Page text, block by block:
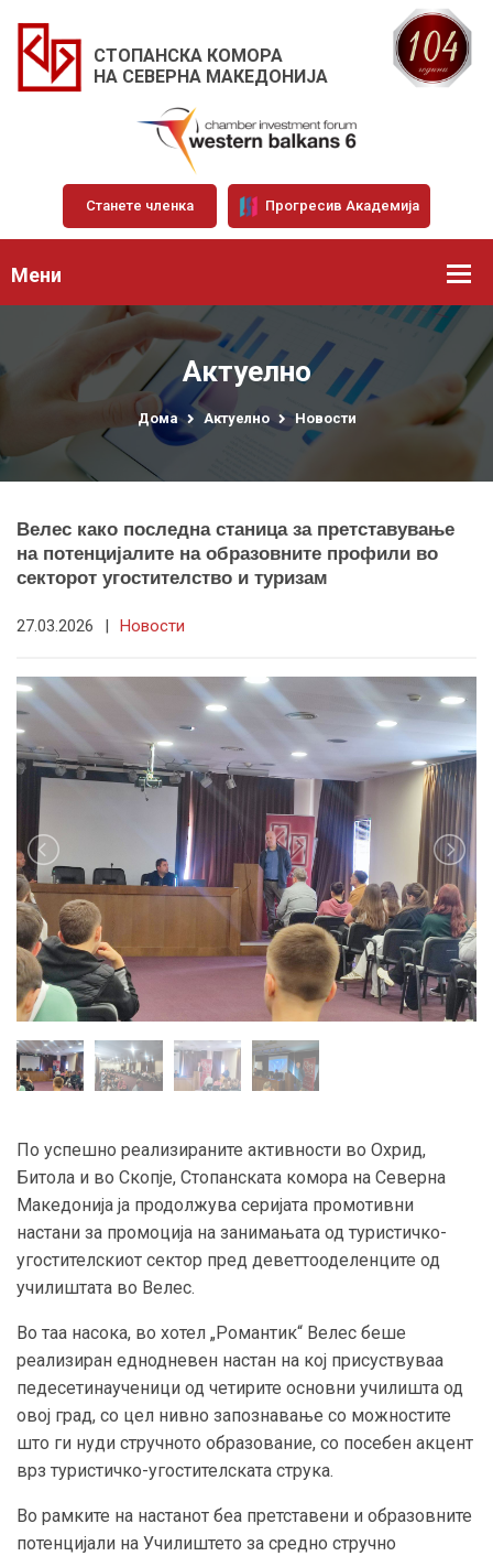
СТОПАНСКА КОМОРА
НА СЕВЕРНА МАКЕДОНИЈА
Станете членка Прогресив Академија
Мени
Актуелно
Дома Актуелно Новости
Велес како последна станица за претставување
на потенцијалите на образовните профили во
секторот угостителство и туризам
27.03.2026 | Новости
По успешно реализираните активности во Охрид,
Битола и во Скопје, Стопанската комора на Северна
Македонија ја продолжува серијата промотивни
настани за промоција на занимањата од туристичко-
угостителскиот сектор пред деветтооделенците од
училиштата во Велес.
Во таа насока, во хотел „Романтик“ Велес беше
реализиран еднодневен настан на кој присуствуваа
педесетинаученици од четирите основни училишта од
овој град, со цел нивно запознавање со можностите
што ги нуди стручното образование, со посебен акцент
врз туристичко-угостителската струка.
Во рамките на настанот беа претставени и образовните
потенцијали на Училиштето за средно стручно